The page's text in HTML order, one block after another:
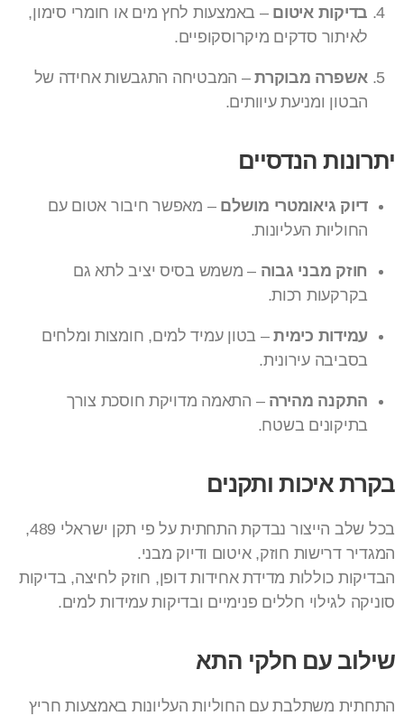
בדיקות איטום – באמצעות לחץ מים או חומרי סימון,
לאיתור סדקים מיקרוסקופיים.
אשפרה מבוקרת– המבטיחה התגבשות אחידה של
הבטון ומניעת עיוותים.
יתרונות הנדסיים
דיוק גיאומטרי מושלם – מאפשר חיבור אטום עם
החוליות העליונות.
חוזק מבני גבוה – משמש בסיס יציב לתא גם
בקרקעות רכות.
עמידות כימית– בטון עמיד למים, חומצות ומלחים
בסביבה עירונית.
התקנה מהירה – התאמה מדויקת חוסכת צורך
בתיקונים בשטח.
בקרת איכות ותקנים
בכל שלב הייצור נבדקת התחתית על פי תקן ישראלי 489,
המגדיר דרישות חוזק, איטום ודיוק מבני.
הבדיקות כוללות מדידת אחידות דופן, חוזק לחיצה, בדיקות
סוניקה לגילוי חללים פנימיים ובדיקות עמידות למים.
שילוב עם חלקי התא
התחתית משתלבת עם החוליות העליונות באמצעות חריץ